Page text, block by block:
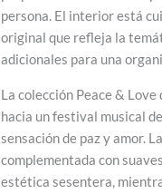
persona. El interior está
original que refleja la
adicionales para una
La colección Peace &
hacia un festival musical
sensación de paz y amor.
complementada con
estética sesentera,